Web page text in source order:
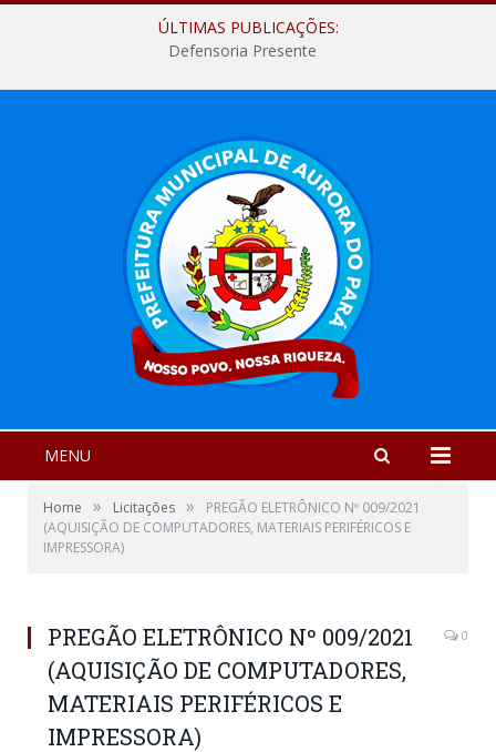
ÚLTIMAS PUBLICAÇÕES:
Defensoria Presente
MENU
Home » Licitações »
PREGÃO ELETRÔNICO Nº 009/2021
(AQUISIÇÃO DE COMPUTADORES, MATERIAIS PERIFÉRICOS E
IMPRESSORA)
PREGÃO ELETRÔNICO Nº 009/2021
(AQUISIÇÃO DE COMPUTADORES,
MATERIAIS PERIFÉRICOS E
IMPRESSORA)
0